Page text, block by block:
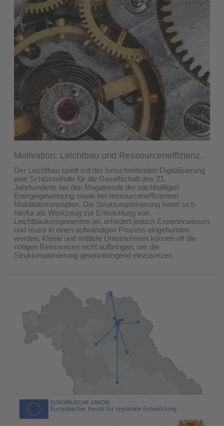
Motivation: Leichtbau und Ressourceneffizienz.
Der Leichtbau spielt mit der fortschreitenden Digitalisierung
eine Schlüsselrolle für die Gesellschaft des 21.
Jahrhunderts bei den Megatrends der nachhaltigen
Energiegewinnung sowie bei ressourceneffizienten
Mobilitätskonzepten. Die Strukturoptimierung bietet sich
hierfür als Werkzeug zur Entwicklung von
Leichtbaukomponenten an, erfordert jedoch Expertenwissen
und muss in einen aufwändigen Prozess eingebunden
werden. Kleine und mittlere Unternehmen können oft die
nötigen Ressourcen nicht aufbringen, um die
Strukturoptimierung gewinnbringend einzusetzen.